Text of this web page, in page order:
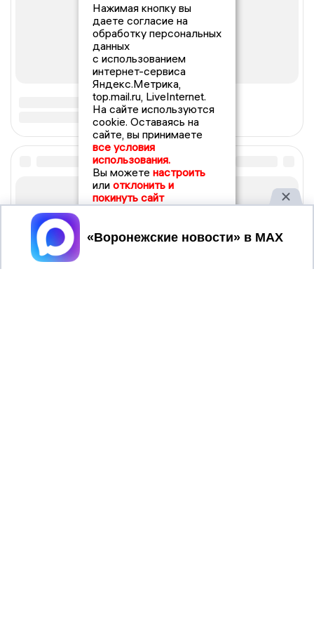
Нажимая кнопку вы
даете согласие на
обработку персональных
данных
с использованием
интернет-сервиса
Яндекс.Метрика,
top.mail.ru, LiveInternet.
На сайте используются
cookie. Оставаясь на
сайте, вы принимаете
все условия
использования.
Вы можете настроить
или отклонить и
покинуть сайт
Принять